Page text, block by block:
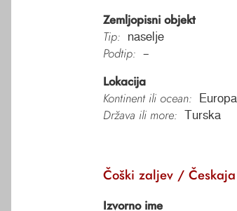
Zemljopisni objekt
Tip:
naselje
Podtip: –
Lokacija
Kontinent ili ocean:
Europa
Država ili more: Turska
Čoški zaljev / Českaja
Izvorno ime